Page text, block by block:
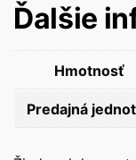
Ďalšie
Hmotnosť
Predajná